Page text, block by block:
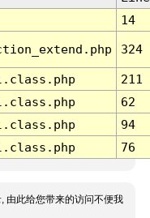
14
324
211
62
94
76
由此给您带来的访问不便我